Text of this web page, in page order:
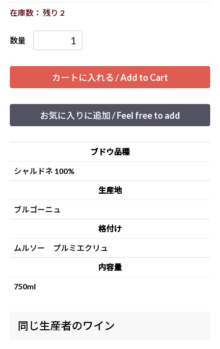
在庫数： 残り 2
数量
カートに入れる / Add to Cart
お気に入りに追加 / Feel free to add
ブドウ品種
シャルドネ 100%
生産地
ブルゴーニュ
格付け
ムルソー プルミエクリュ
内容量
750ml
同じ生産者のワイン